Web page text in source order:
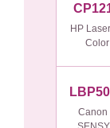
HP
Color
Canon